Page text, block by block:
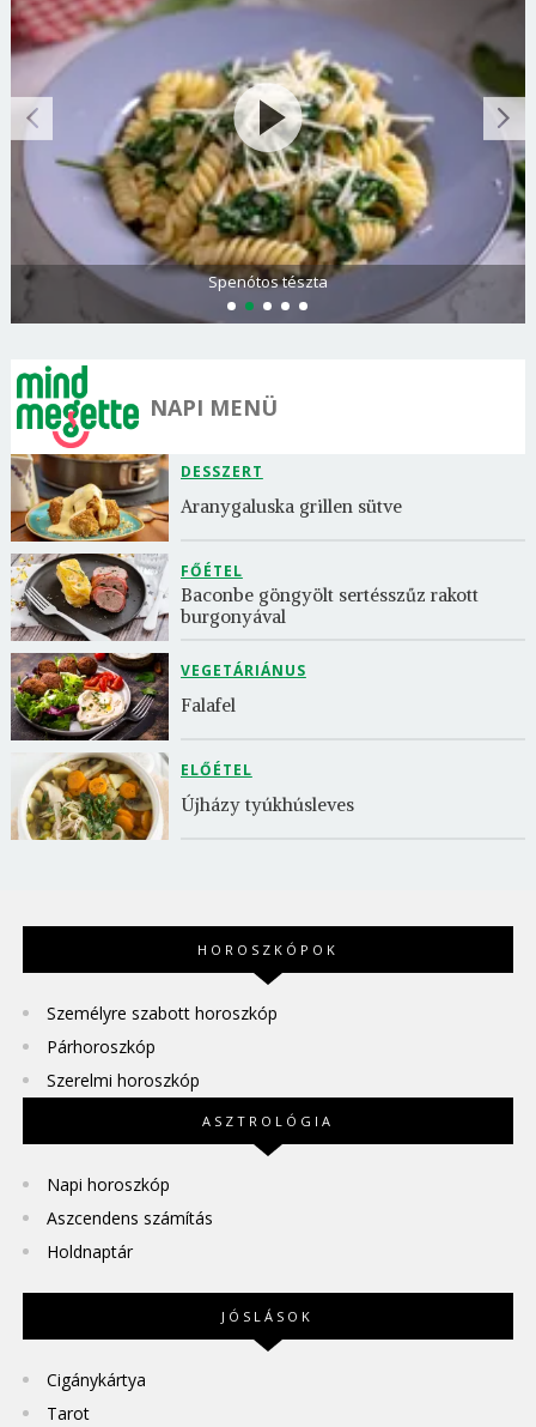
Olasz és görög paradicsomsaláta
NAPI MENÜ
DESSZERT
Aranygaluska grillen sütve
FŐÉTEL
Baconbe göngyölt sertésszűz rakott
burgonyával
VEGETÁRIÁNUS
Falafel
ELŐÉTEL
Újházy tyúkhúsleves
HOROSZKÓPOK
Személyre szabott horoszkóp
Párhoroszkóp
Szerelmi horoszkóp
ASZTROLÓGIA
Napi horoszkóp
Aszcendens számítás
Holdnaptár
JÓSLÁSOK
Cigánykártya
Tarot